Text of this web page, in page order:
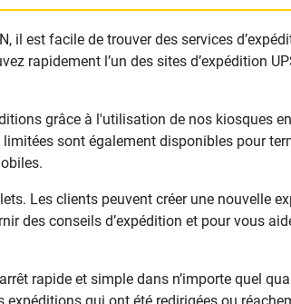
il est facile de trouver des services
rapidement l’un des sites d’expédition
grâce à l'utilisation de nos kiosques
sont également disponibles pour
Les clients peuvent créer une nouvelle
des conseils d’expédition et pour vous
rapide et simple dans n’importe quel
qui ont été redirigées ou